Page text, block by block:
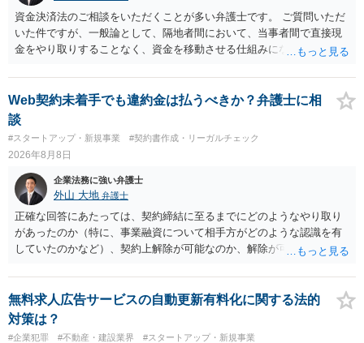
資金決済法のご相談をいただくことが多い弁護士です。 ご質問いただ
いた件ですが、一般論として、隔地者間において、当事者間で直接現
金をやり取りすることなく、資金を移動させる仕組みになりますの
も、為替取引に該当し得る場合であっても、いわゆる収納代行とし
て、資金移動業の規制の対象外となる余地があります。 この点につい
ては、単に「利用者から資金を受け取り、寄付団体に送金する」とい
う資金の流れだけで判断することはできず、アプリの仕組みが利用者
と寄付団体をつなぐプラットフォームとしてどのように位置付けられ
るのか、利用者からの支払がどのような性質のものなのか、寄付の意
思決定や寄付のタイミングがどのように設定されているのかなど、具
体的なサービスの座組を踏まえて検討する必要があります。 そのた
め、現在検討されているアプリについて、資金移動業に該当する可能
性があるか、また、該当する場合にどのようなサービス設計にすれば
資金移動業に該当しない形（収納代行など）で運用できるかについて
は、具体的なサービスの仕組みを確認した上で、個別に弁護士へご相
談いただくことをお勧めいたします。
Web契約未着手でも違約金は払うべきか？弁護士に相
談
#スタートアップ・新規事業 #契約書作成・リーガルチェック
2026年8月8日
企業法務に強い弁護士
外山 大地 弁護士
正確な回答にあたっては、契約締結に至るまでにどのようなやり取り
があったのか（特に、事業融資について相手方がどのような認識を有
していたのかなど）、契約上解除が可能なのか、解除が可能であると
的な経緯を踏まえて精査する必要がございます。 そのため、事情をお
伺いした上での検討が必要となりますので、個別に弁護士へのご相談
をご検討いただければと存じます。
無料求人広告サービスの自動更新有料化に関する法的
対策は？
#企業犯罪 #不動産・建設業界 #スタートアップ・新規事業